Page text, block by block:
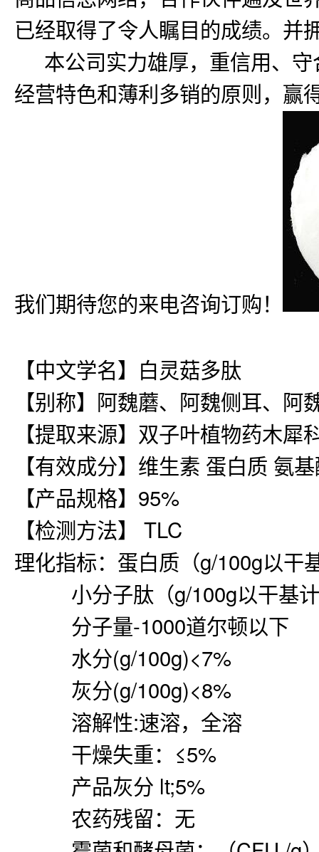
已经取得了令人瞩目的成绩。并
本公司实力雄厚，重信用、守
经营特色和薄利多销的原则，赢
我们期待您的来电咨询订购！
【中文学名】白灵菇多肽
【别称】阿魏蘑、阿魏侧耳、阿
【提取来源】双子叶植物药木犀
【有效成分】维生素 蛋白质 氨
【产品规格】95%
【检测方法】 TLC
理化指标：蛋白质（g/100g以干
小分子肽（g/100g以干基计
分子量-1000道尔顿以下
水分(g/100g)<7%
灰分(g/100g)<8%
溶解性:速溶，全溶
干燥失重：≤5%
产品灰分 lt;5%
农药残留：无